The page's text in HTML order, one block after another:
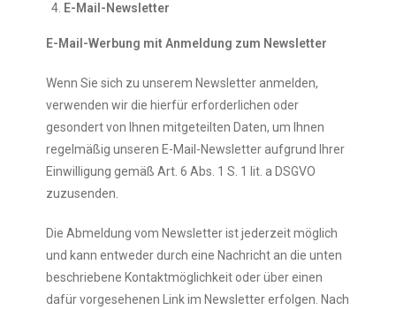
E-Mail-Newsletter
E-Mail-Werbung mit Anmeldung zum Newsletter
Wenn Sie sich zu unserem Newsletter anmelden,
verwenden wir die hierfür erforderlichen oder
gesondert von Ihnen mitgeteilten Daten, um Ihnen
regelmäßig unseren E-Mail-Newsletter aufgrund Ihrer
Einwilligung gemäß Art. 6 Abs. 1 S. 1 lit. a DSGVO
zuzusenden.
Die Abmeldung vom Newsletter ist jederzeit möglich
und kann entweder durch eine Nachricht an die unten
beschriebene Kontaktmöglichkeit oder über einen
dafür vorgesehenen Link im Newsletter erfolgen. Nach